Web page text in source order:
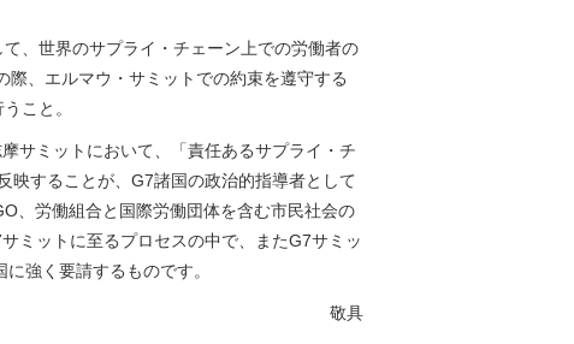
、世界のサプライ・チェーン上での労働者の
、エルマウ・サミットでの約束を遵守する
こと。
サミットにおいて、「責任あるサプライ・チ
映することが、G7諸国の政治的指導者として
、労働組合と国際労働団体を含む市民社会の
ミットに至るプロセスの中で、またG7サミッ
強く要請するものです。
敬具